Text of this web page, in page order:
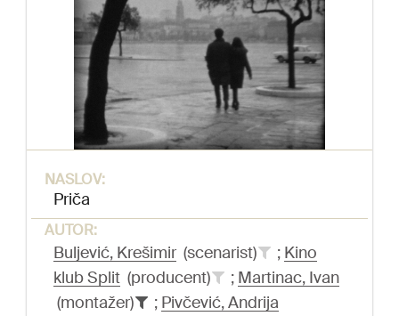
NASLOV:
Priča
AUTOR:
Buljević, Krešimir (scenarist) ; Kino
klub Split (producent) ; Martinac, Ivan
(montažer)
; Pivčević, Andrija